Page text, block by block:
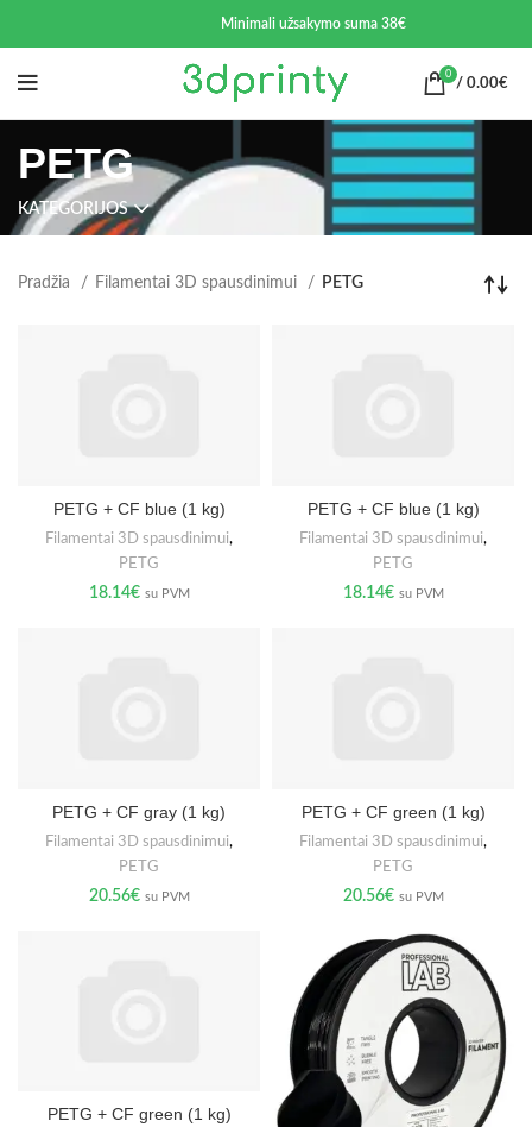
Minimali užsakymo suma 38€
0
/ 0.00€
PETG
KATEGORIJOS
Pradžia Filamentai 3D spausdinimui PETG
PETG + CF blue (1 kg)
Filamentai 3D spausdinimui,
PETG
18.14€ su PVM
PETG + CF blue (1 kg)
Filamentai 3D spausdinimui,
PETG
18.14€ su PVM
PETG + CF gray (1 kg)
Filamentai 3D spausdinimui,
PETG
20.56€ su PVM
PETG + CF green (1 kg)
Filamentai 3D spausdinimui,
PETG
20.56€ su PVM
PETG + CF green (1 kg)